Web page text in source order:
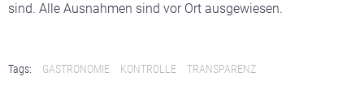
sind. Alle Ausnahmen sind vor Ort ausgewiesen.
Tags: GASTRONOMIE KONTROLLE TRANSPARENZ